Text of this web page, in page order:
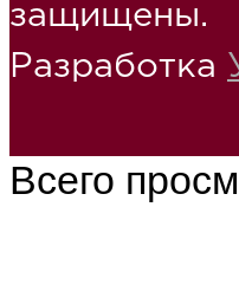
защищены.
Разработка
Всего